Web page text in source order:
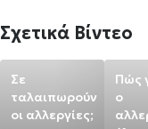
Σχετικά Βίντεο
Σε
ταλαιπωρούν
οι αλλεργίες;
Πώς
ο